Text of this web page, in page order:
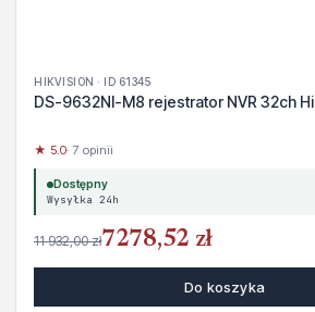
HIKVISION · ID 61345
DS-9632NI-M8 rejestrator NVR 32ch
★ 5.0· 7 opinii
Dostępny
Wysyłka 24h
11 932,00 zł7278,52 zł
Do koszyka